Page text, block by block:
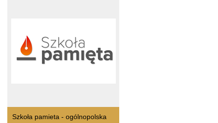
Szkoła pamieta - ogólnopolska